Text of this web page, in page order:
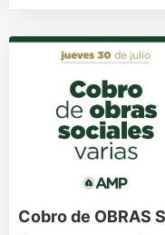
Cobro de OBRAS